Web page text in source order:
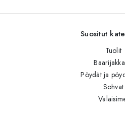
Suositut
Tuolit
Pöydät ja
Sohvat